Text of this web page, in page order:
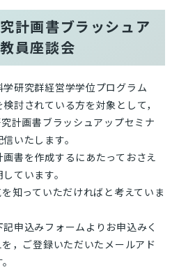
計画書ブラッシュア
員座談会
研究群経営学学位プログラム
討されている方を対象として，
計画書ブラッシュアップセミナ
いたします。
書を作成するにあたっておさえ
ています。
知っていただければと考えていま
申込みフォームよりお申込みく
，ご登録いただいたメールアド